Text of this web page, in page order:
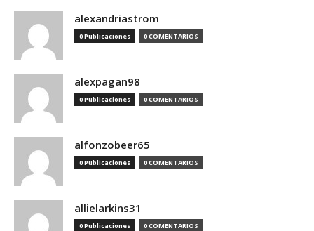
alexandriastrom
0 Publicaciones 0 COMENTARIOS
alexpagan98
0 Publicaciones 0 COMENTARIOS
alfonzobeer65
0 Publicaciones 0 COMENTARIOS
allielarkins31
0 Publicaciones 0 COMENTARIOS